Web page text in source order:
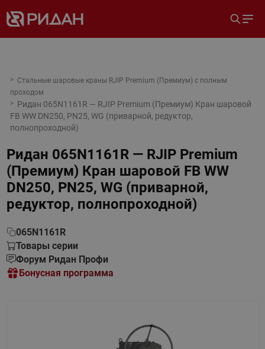
Стальные шаровые краны RJIP Premium (Премиум) с полным
проходом
Ридан 065N1161R — RJIP Premium (Премиум) Кран шаровой
FB WW DN250, PN25, WG (приварной, редуктор,
полнопроходной)
Ридан 065N1161R — RJIP Premium
(Премиум) Кран шаровой FB WW
DN250, PN25, WG (приварной,
редуктор, полнопроходной)
065N1161R
Товары серии
Форум Ридан Профи
Бонусная программа